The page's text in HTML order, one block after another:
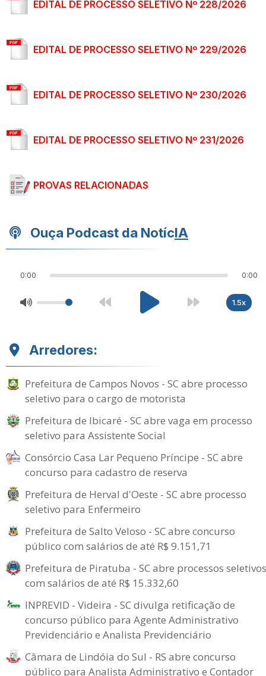
EDITAL DE PROCESSO SELETIVO Nº 228/2026
EDITAL DE PROCESSO SELETIVO Nº 229/2026
EDITAL DE PROCESSO SELETIVO Nº 230/2026
EDITAL DE PROCESSO SELETIVO Nº 231/2026
PROVAS RELACIONADAS
Ouça Podcast da NotícIA
0:00 0:00
1.5x
Arredores:
Prefeitura de Campos Novos - SC abre processo
seletivo para o cargo de motorista
Prefeitura de Ibicaré - SC abre vaga em processo
seletivo para Assistente Social
Consórcio Casa Lar Pequeno Príncipe - SC abre
concurso para cadastro de reserva
Prefeitura de Herval d'Oeste - SC abre processo
seletivo para Enfermeiro
Prefeitura de Salto Veloso - SC abre concurso
público com salários de até R$ 9.151,71
Prefeitura de Piratuba - SC abre processos seletivos
com salários de até R$ 15.332,60
INPREVID - Videira - SC divulga retificação de
concurso público para Agente Administrativo
Previdenciário e Analista Previdenciário
Câmara de Lindóia do Sul - RS abre concurso
público para Analista Administrativo e Contador